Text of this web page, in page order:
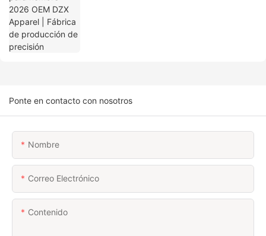
Ponte en contacto con nosotros
Nombre
Correo Electrónico
Contenido